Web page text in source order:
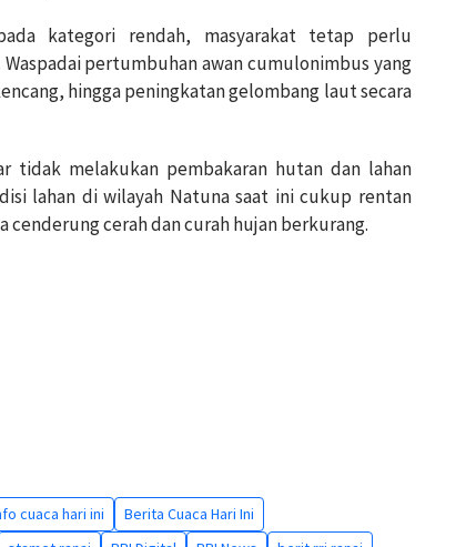
kategori rendah, masyarakat tetap perlu
pertumbuhan awan cumulonimbus yang
hingga peningkatan gelombang laut secara
tidak melakukan pembakaran hutan dan lahan
lahan di wilayah Natuna saat ini cukup rentan
cerah dan curah hujan berkurang.
cuaca hari ini
Berita Cuaca Hari Ini